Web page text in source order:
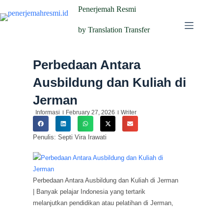
Penerjemah Resmi
by Translation Transfer
Perbedaan Antara
Ausbildung dan Kuliah di
Jerman
Informasi February 27, 2026 Writer
Penulis: Septi Vira Irawati
Perbedaan Antara Ausbildung dan Kuliah di Jerman
| Banyak pelajar Indonesia yang tertarik
melanjutkan pendidikan atau pelatihan di Jerman,